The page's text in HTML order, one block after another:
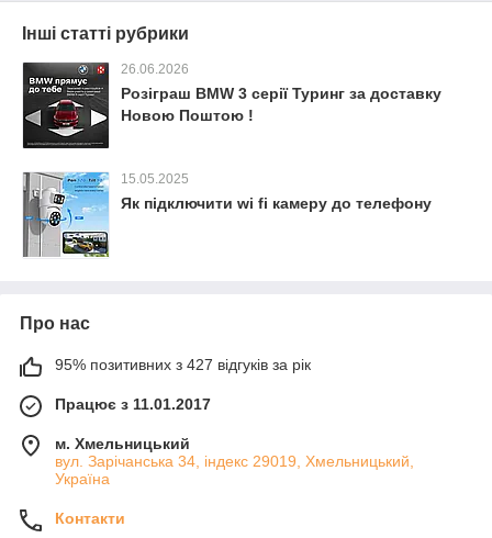
Інші статті рубрики
26.06.2026
Розіграш BMW 3 серії Туринг за доставку
Новою Поштою !
15.05.2025
Як підключити wi fi камеру до телефону
Про нас
95% позитивних з 427 відгуків за рік
Працює з 11.01.2017
м. Хмельницький
вул. Зарічанська 34, індекс 29019, Хмельницький,
Україна
Контакти